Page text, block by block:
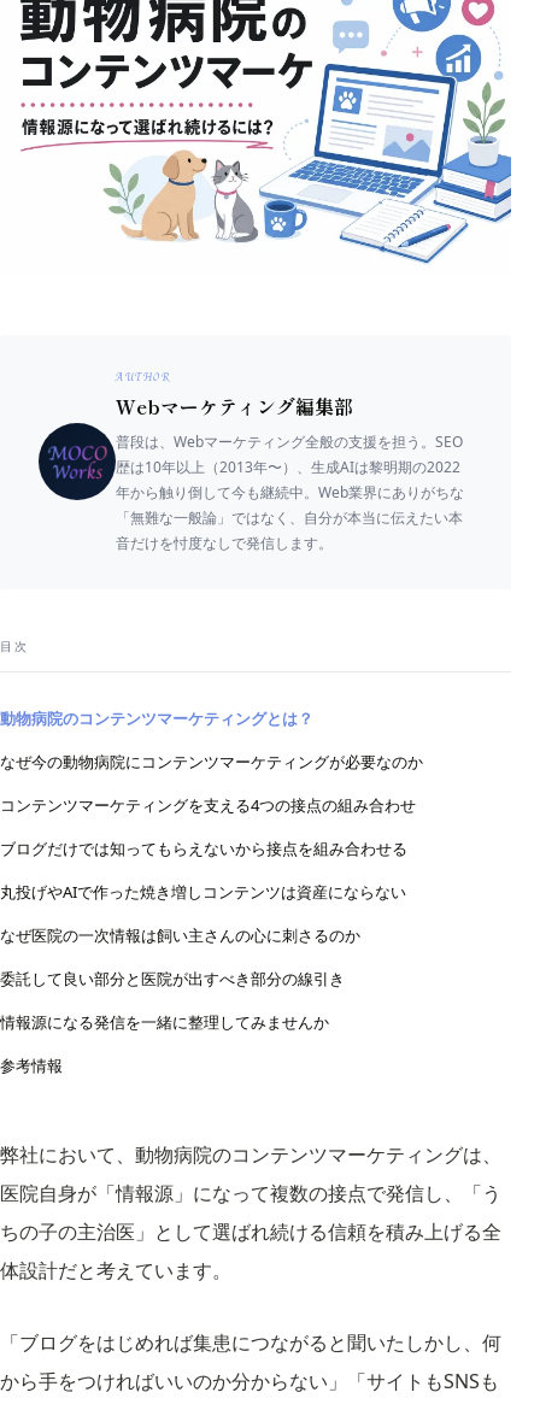
AUTHOR
Webマーケティング編集部
普段は、Webマーケティング全般の支援を担う。SEO
歴は10年以上（2013年〜）、生成AIは黎明期の2022
年から触り倒して今も継続中。Web業界にありがちな
「無難な一般論」ではなく、自分が本当に伝えたい本
音だけを忖度なしで発信します。
目次
動物病院のコンテンツマーケティングとは？
なぜ今の動物病院にコンテンツマーケティングが必要なのか
コンテンツマーケティングを支える4つの接点の組み合わせ
ブログだけでは知ってもらえないから接点を組み合わせる
丸投げやAIで作った焼き増しコンテンツは資産にならない
なぜ医院の一次情報は飼い主さんの心に刺さるのか
委託して良い部分と医院が出すべき部分の線引き
情報源になる発信を一緒に整理してみませんか
参考情報
弊社において、動物病院のコンテンツマーケティングは、
医院自身が「情報源」になって複数の接点で発信し、「う
ちの子の主治医」として選ばれ続ける信頼を積み上げる全
体設計だと考えています。
「ブログをはじめれば集患につながると聞いたしかし、何
から手をつければいいのか分からない」「サイトもSNSも